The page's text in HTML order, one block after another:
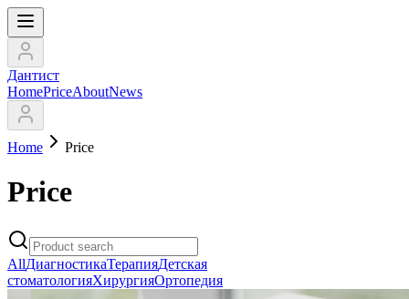
Дантист
HomePriceAboutNews
Home Price
Price
AllДиагностикаТерапияДетская
стоматологияХирургияОртопедия